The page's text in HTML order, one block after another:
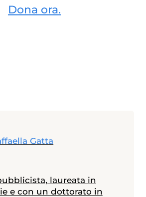
Dona ora.
Gatta
laureata in
e con un dottorato in